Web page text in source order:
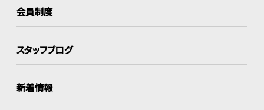
会員制度
スタッフブログ
新着情報